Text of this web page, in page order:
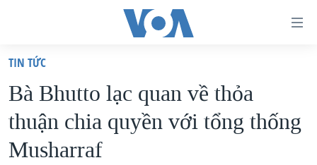
truy
cập
Tới
nội
VIỆT NAM
HOA KỲ
BIỂN ĐÔNG
TIN TỨC
Bà Bhutto lạc quan về thỏa
thuận chia quyền với tổng thống
Musharraf